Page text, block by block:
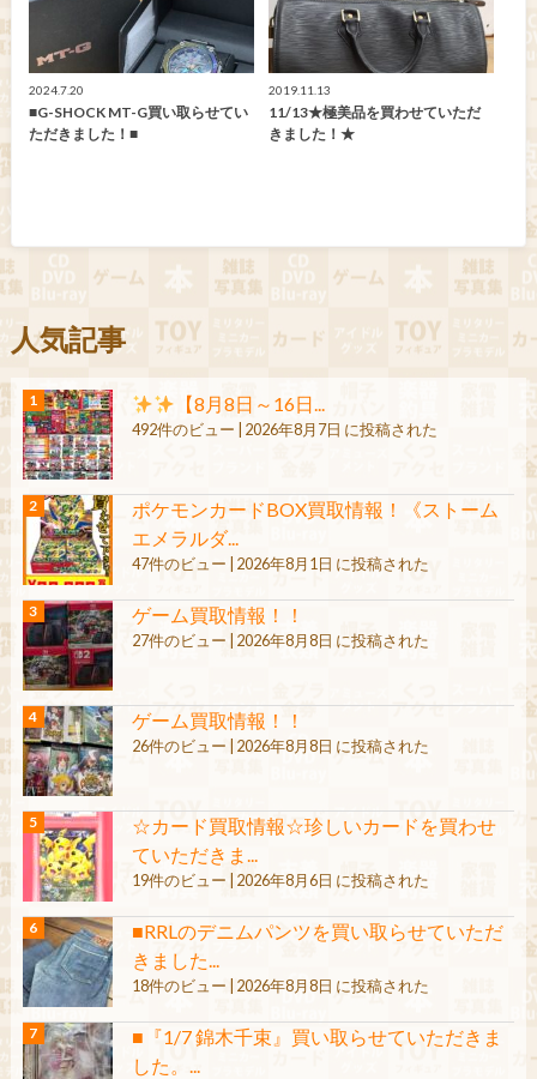
2024.7.20
■G-SHOCK MT-G買い取らせてい
ただきました！■
2019.11.13
11/13★極美品を買わせていただ
きました！★
人気記事
【8月8日～16日...
492件のビュー 2026年8月7日 に投稿された
ポケモンカードBOX買取情報！《ストーム
エメラルダ...
47件のビュー 2026年8月1日 に投稿された
ゲーム買取情報！！
27件のビュー 2026年8月8日 に投稿された
ゲーム買取情報！！
26件のビュー 2026年8月8日 に投稿された
☆カード買取情報☆珍しいカードを買わせ
ていただきま...
19件のビュー 2026年8月6日 に投稿された
■RRLのデニムパンツを買い取らせていただ
きました...
18件のビュー 2026年8月8日 に投稿された
■『1/7 錦木千束』買い取らせていただきま
した。...